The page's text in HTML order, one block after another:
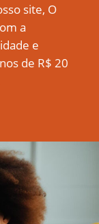
site, O
a
e
de R$ 20